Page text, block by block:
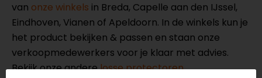
van onze winkels in Breda, Capelle aan den IJssel,
Eindhoven, Vianen of Apeldoorn. In de winkels kun je
het product bekijken & passen en staan onze
verkoopmedewerkers voor je klaar met advies.
Bekijk onze anderelosse protectoren.